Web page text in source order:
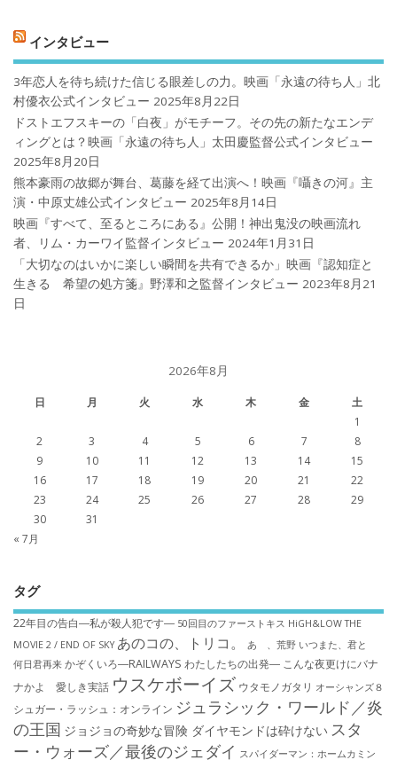
インタビュー
3年恋人を待ち続けた信じる眼差しの力。映画「永遠の待ち人」北
村優衣公式インタビュー 2025年8月22日
ドストエフスキーの「白夜」がモチーフ。その先の新たなエンデ
ィングとは？映画「永遠の待ち人」太田慶監督公式インタビュー
2025年8月20日
熊本豪雨の故郷が舞台、葛藤を経て出演へ！映画『囁きの河』主
演・中原丈雄公式インタビュー 2025年8月14日
映画『すべて、至るところにある』公開！神出鬼没の映画流れ
者、リム・カーワイ監督インタビュー 2024年1月31日
「大切なのはいかに楽しい瞬間を共有できるか」映画『認知症と
生きる 希望の処方箋』野澤和之監督インタビュー 2023年8月21
日
2026年8月
日 月 火 水 木 金
土
1
2
3 4 5 6 7
8
9
10 11 12 13 14
15
16
17 18 19 20 21
22
23
24 25 26 27 28
29
30
31
« 7月
タグ
22年目の告白―私が殺人犯です― 50回目のファーストキス HiGH&LOW THE
MOVIE 2 / END OF SKY あのコの、トリコ。 あゝ、荒野 いつまた、君と
何日君再来 かぞくいろ―RAILWAYS わたしたちの出発― こんな夜更けにバナ
ナかよ 愛しき実話 ウスケボーイズ ウタモノガタリ オーシャンズ８
シュガー・ラッシュ：オ​ンライン ジュラシック・ワールド／炎
の王国 ジョジョの奇妙な冒険 ダイヤモンドは砕けない スタ
ー・ウォーズ／最後のジェダイ スパイダーマン：ホームカミン